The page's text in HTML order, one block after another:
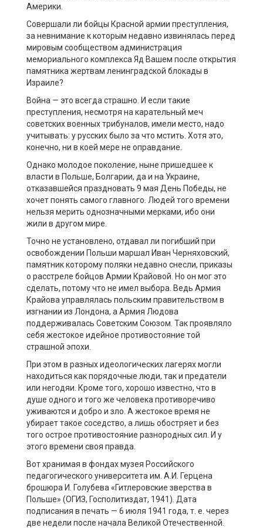
Америки.
Совершали ли бойцы Красной армии преступления,
за невнимание к которым недавно извинялась перед
мировым сообществом администрация
мемориального комплекса Яд Вашем после открытия
памятника жертвам ленинградской блокады в
Израиле?
Война — это всегда страшно. И если такие
преступления, несмотря на карательный меч
советских военных трибуналов, имели место, надо
учитывать: у русских было за что мстить. Хотя это,
конечно, ни в коей мере не оправдание.
Однако молодое поколение, ныне пришедшее к
власти в Польше, Болгарии, да и на Украине,
отказавшейся праздновать 9 мая День Победы, не
хочет понять самого главного. Людей того времени
нельзя мерить однозначными мерками, ибо они
жили в другом мире.
Точно не установлено, отдавал ли погибший при
освобождении Польши маршал Иван Черняховский,
памятник которому поляки недавно снесли, приказы
о расстреле бойцов Армии Крайовой. Но он мог это
сделать, потому что не имел выбора. Ведь Армия
Крайова управлялась польским правительством в
изгнании из Лондона, а Армия Людова
поддерживалась Советским Союзом. Так проявляло
себя жестокое идейное противостояние той
страшной эпохи.
При этом в разных идеологических лагерях могли
находиться как порядочные люди, так и предатели
или негодяи. Кроме того, хорошо известно, что в
душе одного и того же человека противоречиво
уживаются и добро и зло. А жестокое время не
убирает такое соседство, а лишь обостряет и без
того острое противостояние разнородных сил. И у
этого времени своя правда.
Вот хранимая в фондах музея Российского
педагогического университета им. А.И. Герцена
брошюра И. Голубева «Гитлеровские зверства в
Польше» (ОГИЗ, Госполитиздат, 1941). Дата
подписания в печать — 6 июля 1941 года, т. е. через
две недели после начала Великой Отечественной.